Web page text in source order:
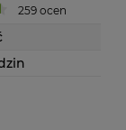
259 ocen